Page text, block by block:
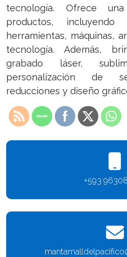
tecnología. Ofrece
productos, incluyendo
herramientas, máquinas,
tecnología. Además,
grabado láser,
personalización de
reducciones y diseño
+593